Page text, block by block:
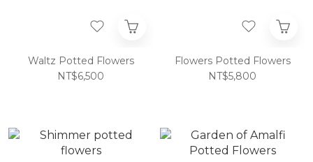
Waltz Potted Flowers
NT$6,500
Flowers Potted Flowers
NT$5,800